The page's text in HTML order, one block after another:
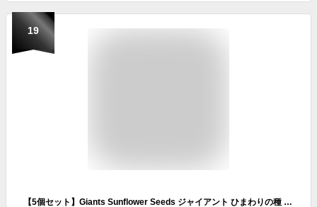
19
【5個セット】Giants Sunflower Seeds ジャイアント ひまわりの種 サンフラワーシード Original オリジナル 163g